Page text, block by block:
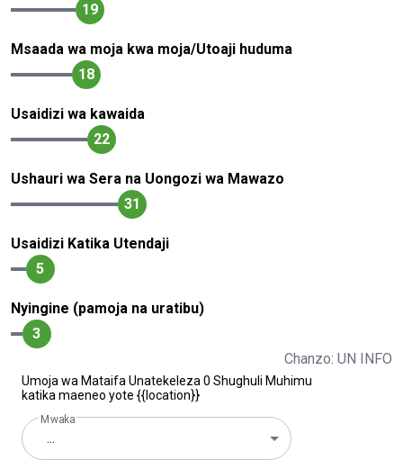
19
Msaada wa moja kwa moja/Utoaji huduma
18
Usaidizi wa kawaida
22
Ushauri wa Sera na Uongozi wa Mawazo
31
Usaidizi Katika Utendaji
5
Nyingine (pamoja na uratibu)
3
Chanzo: UN INFO
Umoja wa Mataifa Unatekeleza 0 Shughuli Muhimu
katika maeneo yote {{location}}
Mwaka
...